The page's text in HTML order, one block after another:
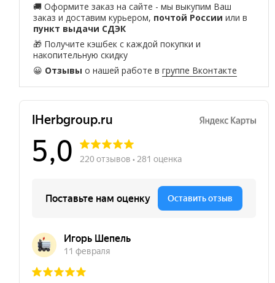
🚚 Оформите заказ на сайте - мы выкупим Ваш
заказ и доставим курьером, почтой России или в
пункт выдачи СДЭК
🎁 Получите кэшбек с каждой покупки и
накопительную скидку
😀 Отзывы о нашей работе вгруппе Вконтакте